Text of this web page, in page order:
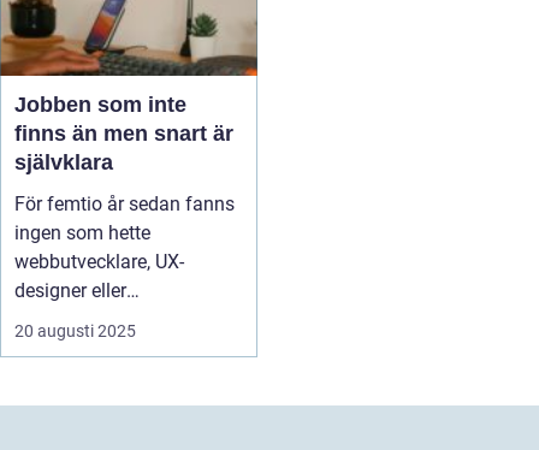
Jobben som inte
finns än men snart är
självklara
För femtio år sedan fanns
ingen som hette
webbutvecklare, UX-
designer eller
dataanalytike...
20 augusti 2025